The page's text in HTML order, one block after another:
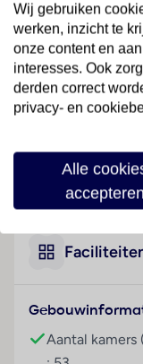
Hotelfaciliteiten
Het hotel
Het vriendelijke
alle vragen
een
ruimtes is Wi-Fi
zijn winkels die
uitnodigen.
voorzieningen
parkeerplaats
beschikbare
uurs
Aantal kamers
Wij gebruiken
werken, inzicht te
onze content en
interesses. Ook
derden correct
privacy- en
Alle
accepteren